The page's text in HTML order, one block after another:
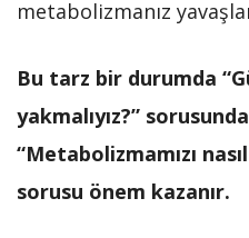
metabolizmanız
Bu tarz bir durumda
yakmalıyız?”
“Metabolizmamızı nasıl
sorusu önem kazanır.